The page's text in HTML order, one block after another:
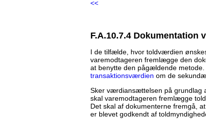
<<
F.A.10.7.4 Dokumentation
I de tilfælde, hvor toldværdien
varemodtageren fremlægge den
at benytte den pågældende metode.
transaktionsværdien om de
Sker værdiansættelsen på grundlag
skal varemodtageren fremlægge
Det skal af dokumenterne fremgå,
er blevet godkendt af